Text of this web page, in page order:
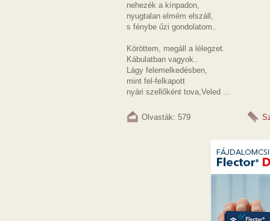
nehezék a kínpadon,
nyugtalan elmém elszáll,
s fénybe űzi gondolatom..
Köröttem, megáll a lélegzet.
Kábulatban vagyok..
Lágy felemelkedésben,
mint fel-felkapott
nyári szellőként tova,Veled ...
Olvasták: 579